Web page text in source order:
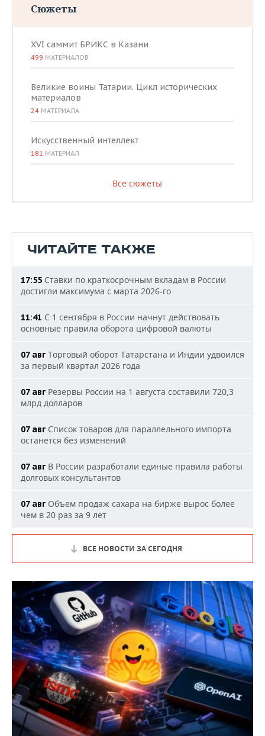
Сюжеты
XVI саммит БРИКС в Казани
499 МАТЕРИАЛОВ
Великие воины Татарии. Цикл исторических
материалов
24 МАТЕРИАЛА
Искусственный интеллект
181 МАТЕРИАЛ
Все сюжеты
ЧИТАЙТЕ ТАКЖЕ
17:55 Ставки по краткосрочным вкладам в России
достигли максимума с марта 2026-го
11:41 С 1 сентября в России начнут действовать
основные правила оборота цифровой валюты
07 авг Торговый оборот Татарстана и Индии удвоился
за первый квартал 2026 года
07 авг Резервы России на 1 августа составили 720,3
млрд долларов
07 авг Список товаров для параллельного импорта
останется без изменений
07 авг В России разработали единые правила работы
долговых консультантов
07 авг Объем продаж сахара на бирже вырос более
чем в 20 раз за 9 лет
ВСЕ НОВОСТИ ЗА СЕГОДНЯ